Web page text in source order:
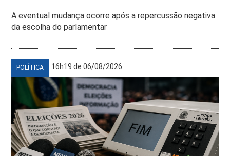
A eventual mudança ocorre após a repercussão negativa
da escolha do parlamentar
POLÍTICA 16h19 de 06/08/2026